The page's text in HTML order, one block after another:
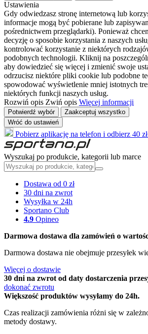
Ustawienia
Gdy odwiedzasz stronę internetową lub
informacje mogą być pobierane lub
pośrednictwem przeglądarki). Ponieważ
decyzję o sposobie korzystania z naszych
kontrolować korzystanie z niektórych
podobnych technologii. Kliknij na
aby dowiedzieć się więcej i zmienić swoje
odrzucisz niektóre pliki cookie lub podobne
spowodować wyświetlenie mniej istotnych
niektórych funkcji naszych usług.
Rozwiń opis Zwiń opis Więcej informacji
Potwierdź wybór
Zaakceptuj wszystko
Wróć do ustawień
Pobierz aplikację na telefon i odbierz 40
Wyszukaj po produkcie, kategorii lub marce
Dostawa od 0 zł
30 dni na zwrot
Wysyłka w 24h
Sportano Club
4.9 Opineo
Darmowa dostawa dla zamówień o
Darmowa dostawa nie obejmuje przesyłek
Więcej o dostawie
30 dni na zwrot od daty dostarczenia
dokonać zwrotu
Większość produktów wysyłamy do 24h.
Czas realizacji zamówienia różni się w
metody dostawy.